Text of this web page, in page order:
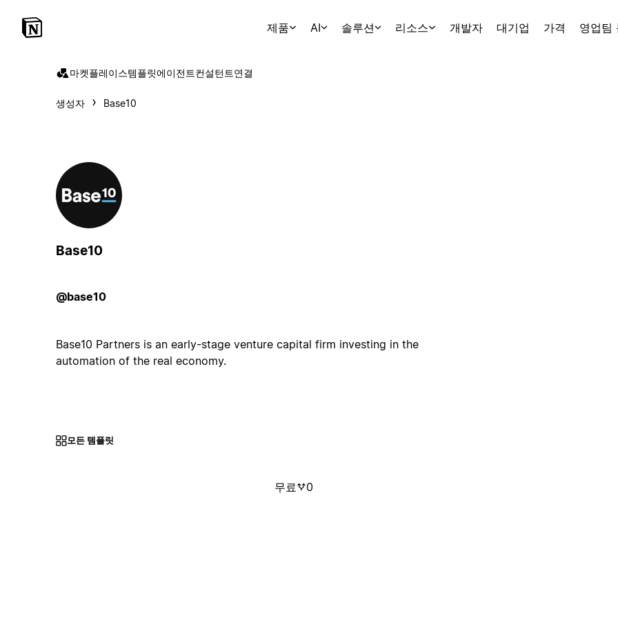
제품 AI 솔루션 리소스 개발자 대기업 가격 영업팀
마켓플레이스템플릿에이전트컨설턴트연결
생성자 Base10
Base10
@base10
Base10 Partners is an early-stage venture capital firm investing in the
automation of the real economy.
모든 템플릿
무료 0